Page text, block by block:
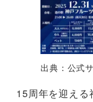
出典：公式
15周年を迎える